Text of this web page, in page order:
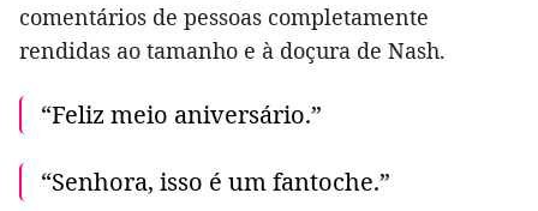
comentários de pessoas completamente
rendidas ao tamanho e à doçura de Nash.
“Feliz meio aniversário.”
“Senhora, isso é um fantoche.”